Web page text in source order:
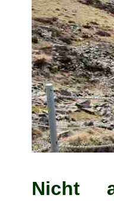
Nicht